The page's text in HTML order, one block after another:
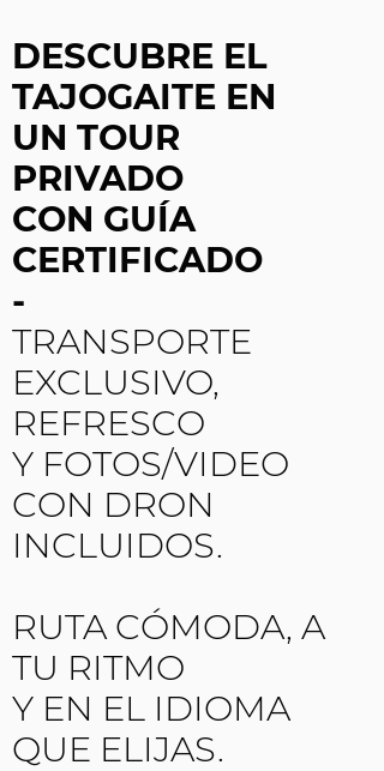
DESCUBRE EL
TAJOGAITE EN
UN TOUR
PRIVADO
CON GUÍA
CERTIFICADO
-
TRANSPORTE
EXCLUSIVO,
REFRESCO
Y FOTOS/VIDEO
CON DRON
INCLUIDOS.
RUTA CÓMODA, A
TU RITMO
Y EN EL IDIOMA
QUE ELIJAS.